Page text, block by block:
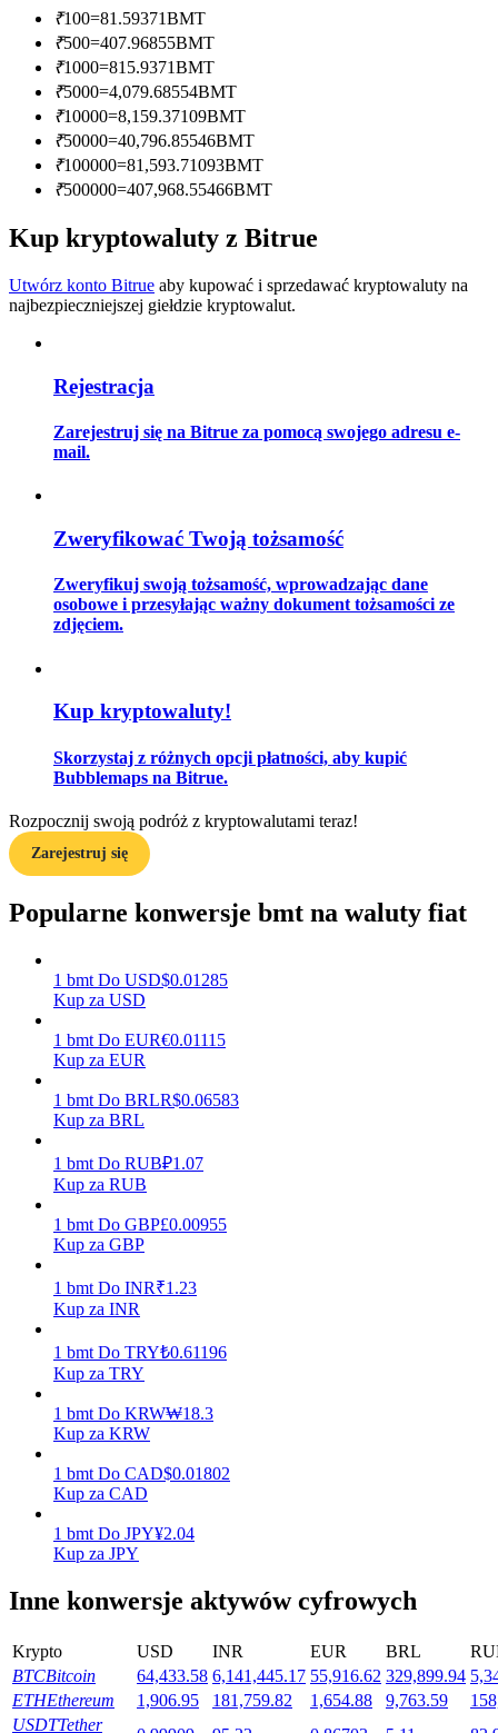
Informacja
Analiza Big Data, w tym informacje handlowe itp.
Strategie handlowe
Dowiedz się, jak zachować rentowność
Zarabiać
Mocna Świnka
Stawianie
Wysokie zyski i natychmiastowy dostęp
Elastyczne stawianie zakładów, aby zarabiać na popularnych
₹100=81.59371BMT
₹500=407.96855BMT
₹1000=815.9371BMT
₹5000=4,079.68554BMT
₹10000=8,159.37109BMT
₹50000=40,796.85546BMT
₹100000=81,593.71093BMT
₹500000=407,968.55466BMT
Kup kryptowaluty z Bitrue
Utwórz konto Bitrue aby kupować i sprzedawać kryptowaluty na
najbezpieczniejszej giełdzie kryptowalut.
Rejestracja
Zarejestruj się na Bitrue za pomocą swojego adresu e-
mail.
Zweryfikować Twoją tożsamość
Zweryfikuj swoją tożsamość, wprowadzając dane
osobowe i przesyłając ważny dokument tożsamości ze
zdjęciem.
Kup kryptowaluty!
Skorzystaj z różnych opcji płatności, aby kupić
Bubblemaps na Bitrue.
Rozpocznij swoją podróż z kryptowalutami teraz!
Zarejestruj się
Popularne konwersje bmt na waluty fiat
1 bmt Do USD$0.01285
Kup za USD
1 bmt Do EUR€0.01115
Kup za EUR
1 bmt Do BRLR$0.06583
Kup za BRL
1 bmt Do RUB₽1.07
Kup za RUB
1 bmt Do GBP£0.00955
Kup za GBP
1 bmt Do INR₹1.23
Kup za INR
1 bmt Do TRY₺0.61196
Kup za TRY
1 bmt Do KRW₩18.3
Kup za KRW
1 bmt Do CAD$0.01802
Kup za CAD
1 bmt Do JPY¥2.04
Kup za JPY
Inne konwersje aktywów cyfrowych
Krypto USD INR EUR BRL
BTCBitcoin 64,433.58 6,141,445.17 55,916.62 329,899.94
ETHEthereum 1,906.95 181,759.82 1,654.88 9,763.59
USDTTether